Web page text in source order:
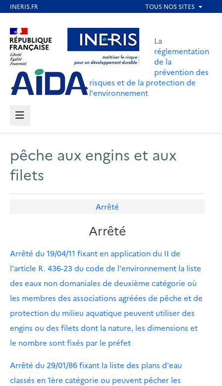
contenu
principal
Aller au contenu Aller au menu
Aller au pied de page
La
réglementation
de la
prévention des
risques et de la protection de
l'environnement
MENU
pêche aux engins et aux
filets
Arrêté
Arrêté
Arrêté du 19/04/11 fixant en application du II de
l'article R. 436-23 du code de l'environnement la liste
des eaux non domaniales de deuxième catégorie où
les membres des associations agréées de pêche et de
protection du milieu aquatique peuvent utiliser des
engins ou des filets dont la nature, les dimensions et
le nombre sont fixés par le préfet
Arrêté du 29/01/86 fixant la liste des plans d'eau
classés en 1ère catégorie ou peuvent pêcher les